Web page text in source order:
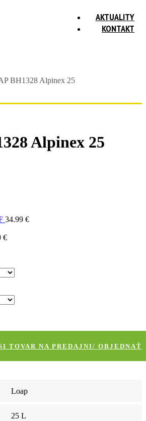
AKTUALITY
KONTAKT
BH1328 Alpinex 25
Alpinex 25
34.99 €
€
TOVAR NA PREDAJNI/ OBJEDNAŤ
Loap
25 L